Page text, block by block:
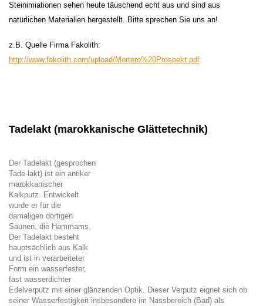
Steinimiationen sehen heute täuschend echt aus und sind aus
natürlichen Materialien hergestellt. Bitte sprechen Sie uns an!
z.B. Quelle Firma Fakolith:
http://www.fakolith.com/upload/Mortero%20Prospekt.pdf
Tadelakt (marokkanische Glättetechnik)
Der Tadelakt (gesprochen
Tade-lakt) ist ein antiker
marokkanischer
Kalkputz. Entwickelt
wurde er für die
damaligen dortigen
Saunen, die Hammams.
Der Tadelakt besteht
hauptsächlich aus Kalk
und ist in verarbeiteter
Form ein wasserfester,
fast wasserdichter
Edelverputz mit einer glänzenden Optik. Dieser Verputz eignet sich ob
seiner Wasserfestigkeit insbesondere im Nassbereich (Bad) als